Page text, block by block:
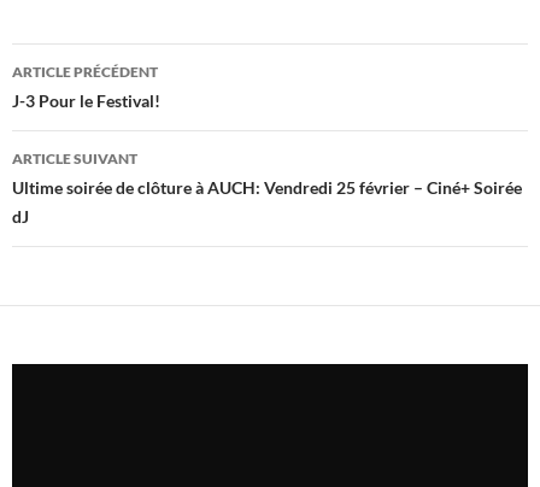
Navigation
des
articles
ARTICLE PRÉCÉDENT
J-3 Pour le Festival!
ARTICLE SUIVANT
Ultime soirée de clôture à AUCH: Vendredi 25 février – Ciné+ Soirée
dJ